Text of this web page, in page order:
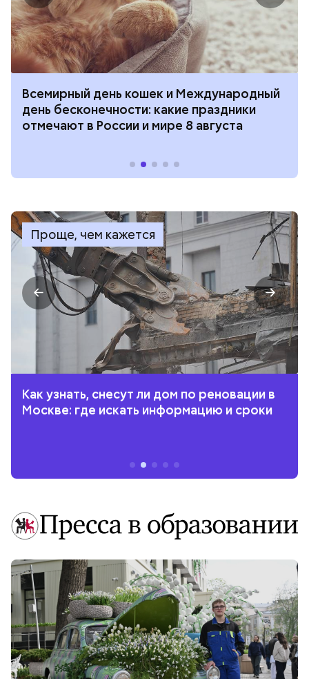
Всемирный день кошек и Международный
день бесконечности: какие праздники
отмечают в России и мире 8 августа
Проще, чем кажется
Как узнать, снесут ли дом по реновации в
Москве: где искать информацию и сроки